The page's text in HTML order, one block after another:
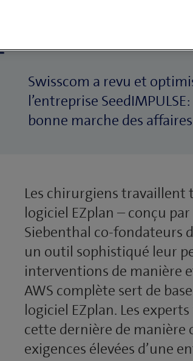
L'histoire en bref:
Swisscom a revu et
l’entreprise
bonne marche des
Les chirurgiens travaillent
logiciel EZplan – conçu
Siebenthal co-fondateurs
un outil sophistiqué leur
interventions de manière
AWS complète sert de
logiciel EZplan. Les
cette dernière de manière
exigences élevées d’une